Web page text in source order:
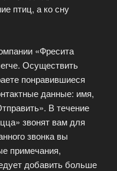
птиц, а ко сну
«Фресита
Осуществить
понравившиеся
данные: имя,
В течение
звонят вам для
звонка вы
примечания,
добавить больше